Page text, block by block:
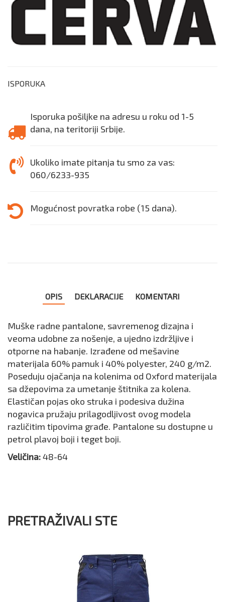
ISPORUKA
Isporuka pošiljke na adresu u roku od 1-5
dana, na teritoriji Srbije.
Ukoliko imate pitanja tu smo za vas:
060/6233-935
Mogućnost povratka robe (15 dana).
OPIS DEKLARACIJE KOMENTARI
Muške radne pantalone, savremenog dizajna i
veoma udobne za nošenje, a ujedno izdržljive i
otporne na habanje. Izrađene od mešavine
materijala 60% pamuk i 40% polyester, 240 g/m2.
Poseduju ojačanja na kolenima od Oxford materijala
sa džepovima za umetanje štitnika za kolena.
Elastičan pojas oko struka i podesiva dužina
nogavica pružaju prilagodljivost ovog modela
različitim tipovima građe. Pantalone su dostupne u
petrol plavoj boji i teget boji.
Veličina:48-64
PRETRAŽIVALI STE